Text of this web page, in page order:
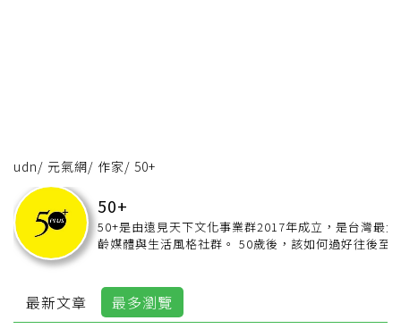
udn/ 元氣網/ 作家/ 50+
50+
50+是由遠見天下文化事業群2017年成立，是台灣最
齡媒體與生活風格社群。 50歲後，該如何過好往後至少
規劃！ 50+提供生活全面向的討論，包括理財、居家、健
康、旅遊、時尚、心靈、人物與照顧安老方案。我們
最新文章 最多瀏覽